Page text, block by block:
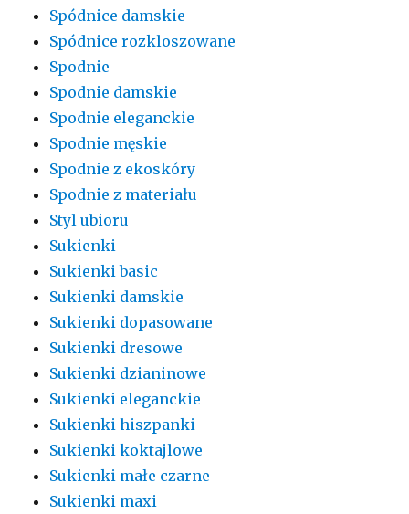
Spódnice damskie
Spódnice rozkloszowane
Spodnie
Spodnie damskie
Spodnie eleganckie
Spodnie męskie
Spodnie z ekoskóry
Spodnie z materiału
Styl ubioru
Sukienki
Sukienki basic
Sukienki damskie
Sukienki dopasowane
Sukienki dresowe
Sukienki dzianinowe
Sukienki eleganckie
Sukienki hiszpanki
Sukienki koktajlowe
Sukienki małe czarne
Sukienki maxi